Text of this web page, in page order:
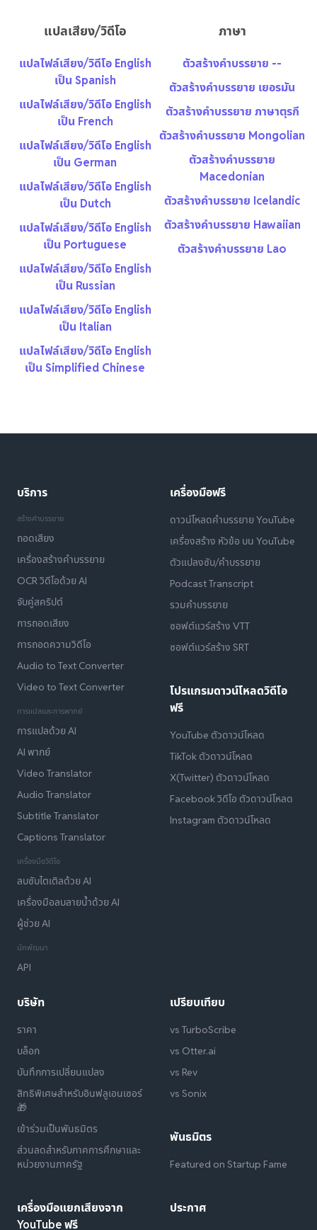
แปลเสียง/วิดีโอ
แปลไฟล์เสียง/วิดีโอ English
เป็น Spanish
แปลไฟล์เสียง/วิดีโอ English
เป็น French
แปลไฟล์เสียง/วิดีโอ English
เป็น German
แปลไฟล์เสียง/วิดีโอ English
เป็น Dutch
แปลไฟล์เสียง/วิดีโอ English
เป็น Portuguese
แปลไฟล์เสียง/วิดีโอ English
เป็น Russian
แปลไฟล์เสียง/วิดีโอ English
เป็น Italian
แปลไฟล์เสียง/วิดีโอ English
เป็น Simplified Chinese
ภาษา
ตัวสร้างคำบรรยาย --
ตัวสร้างคำบรรยาย เยอรมัน
ตัวสร้างคำบรรยาย ภาษาตุรกี
ตัวสร้างคำบรรยาย Mongolian
ตัวสร้างคำบรรยาย
Macedonian
ตัวสร้างคำบรรยาย Icelandic
ตัวสร้างคำบรรยาย Hawaiian
ตัวสร้างคำบรรยาย Lao
บริการ
สร้างคำบรรยาย
ถอดเสียง
เครื่องสร้างคำบรรยาย
OCR วิดีโอด้วย AI
จับคู่สคริปต์
การถอดเสียง
การถอดความวิดีโอ
Audio to Text Converter
Video to Text Converter
การแปลและการพากย์
การแปลด้วย AI
AI พากย์
Video Translator
Audio Translator
Subtitle Translator
Captions Translator
เครื่องมือวิดีโอ
ลบซับไตเติลด้วย AI
เครื่องมือลบลายน้ำด้วย AI
ผู้ช่วย AI
นักพัฒนา
API
เครื่องมือฟรี
ดาวน์โหลดคำบรรยาย YouTube
เครื่องสร้าง หัวข้อ บน YouTube
ตัวแปลงซับ/คำบรรยาย
Podcast Transcript
รวมคำบรรยาย
ซอฟต์แวร์สร้าง VTT
ซอฟต์แวร์สร้าง SRT
โปรแกรมดาวน์โหลดวิดีโอ
ฟรี
YouTube ตัวดาวน์โหลด
TikTok ตัวดาวน์โหลด
X(Twitter) ตัวดาวน์โหลด
Facebook วิดีโอ ตัวดาวน์โหลด
Instagram ตัวดาวน์โหลด
บริษัท
ราคา
บล็อก
บันทึกการเปลี่ยนแปลง
สิทธิพิเศษสำหรับอินฟลูเอนเซอร์
🎁
เข้าร่วมเป็นพันธมิตร
ส่วนลดสำหรับภาคการศึกษาและ
หน่วยงานภาครัฐ
เครื่องมือแยกเสียงจาก
YouTube ฟรี
เปรียบเทียบ
vs TurboScribe
vs Otter.ai
vs Rev
vs Sonix
พันธมิตร
Featured on Startup Fame
ประกาศ